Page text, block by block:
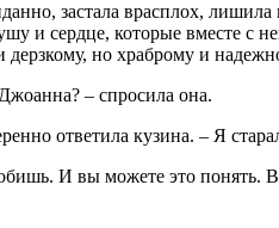
застала врасплох,
и сердце, которые вместе с
дерзкому, но храброму и
– спросила она.
ответила кузина. – Я
И вы можете это понять.